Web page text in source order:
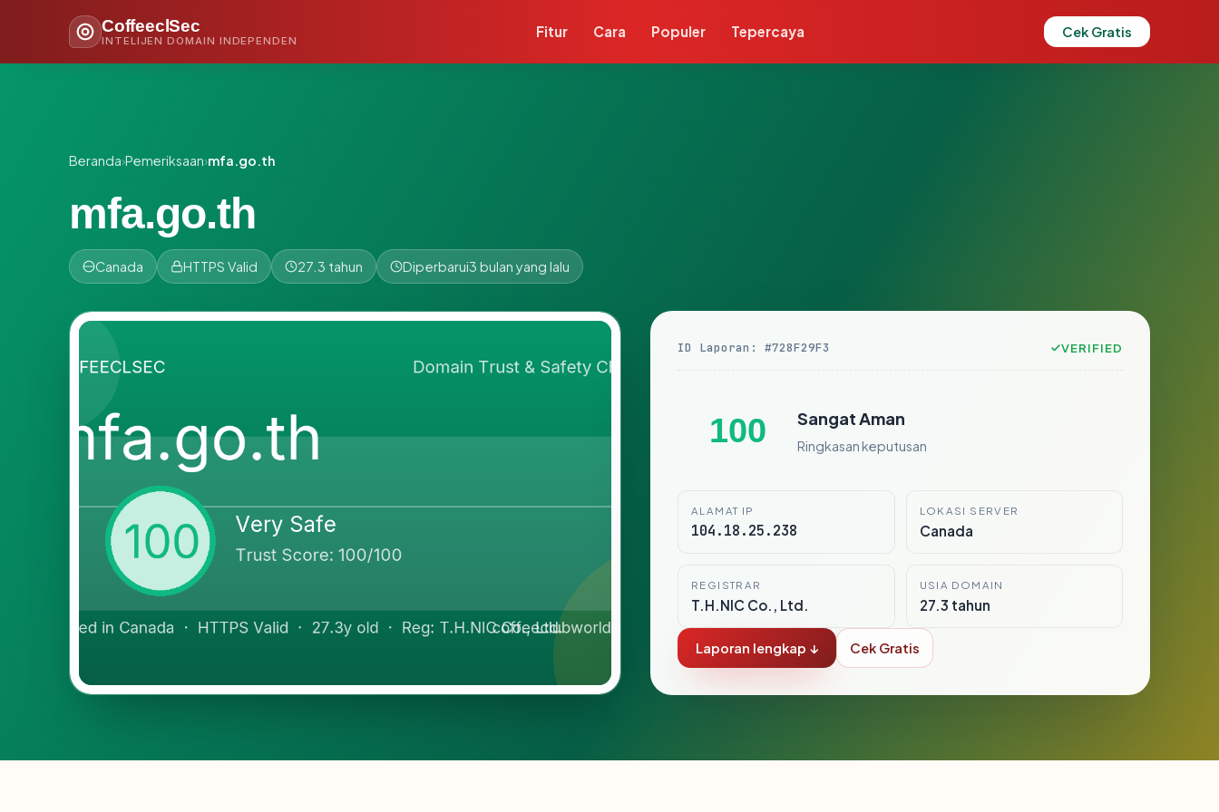
CoffeeclSec
INTELIJEN DOMAIN INDEPENDEN
Fitur Cara Populer Tepercaya Cek Gratis
Beranda›Pemeriksaan›mfa.go.th
mfa.go.th
Canada HTTPS Valid 27.3 tahun Diperbarui3 bulan yang lalu
ID Laporan: #728F29F3 VERIFIED
100 Sangat Aman
Ringkasan keputusan
ALAMAT IP
104.18.25.238
LOKASI SERVER
Canada
REGISTRAR
T.H.NIC Co., Ltd.
USIA DOMAIN
27.3 tahun
Laporan lengkap ↓ Cek Gratis